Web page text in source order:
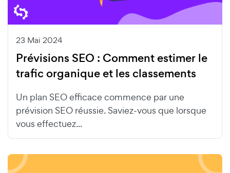
23 Mai 2024
Prévisions SEO : Comment estimer le
trafic organique et les classements
Un plan SEO efficace commence par une
prévision SEO réussie. Saviez-vous que lorsque
vous effectuez...